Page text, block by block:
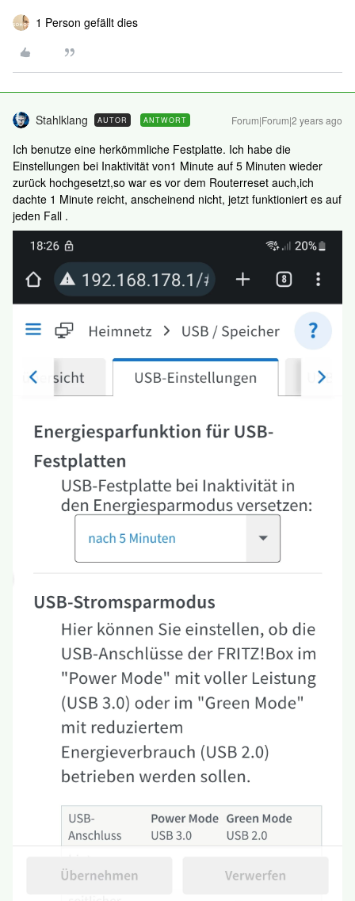
1 Person gefällt dies
Stahlklang AUTOR ANTWORT Forum|Forum|2 years ago
Ich benutze eine herkömmliche Festplatte. Ich habe die
Einstellungen bei Inaktivität von1 Minute auf 5 Minuten wieder
zurück hochgesetzt,so war es vor dem Routerreset auch,ich
dachte 1 Minute reicht, anscheinend nicht, jetzt funktioniert es auf
jeden Fall .